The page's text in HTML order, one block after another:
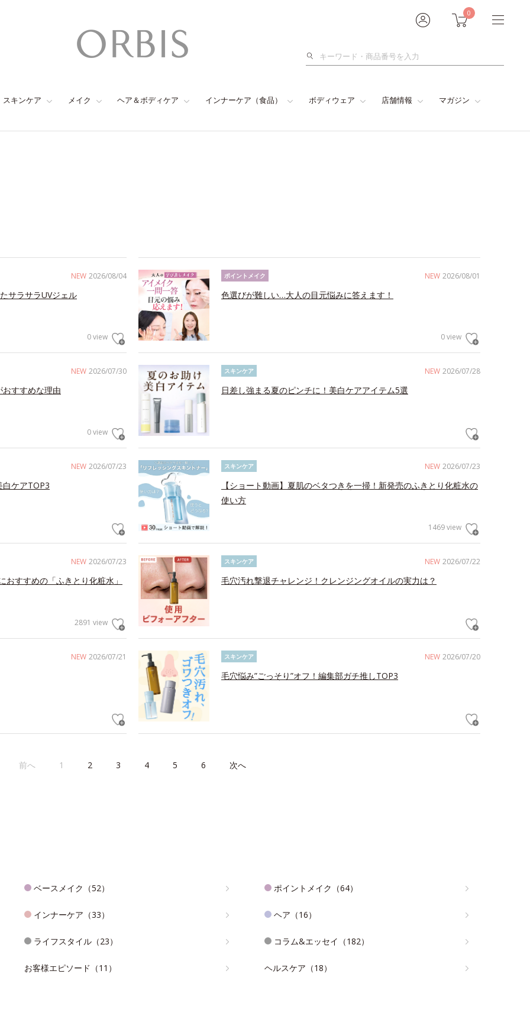
0
検
スキンケア メイク ヘア＆ボディケア インナーケア（食品） ボディウェア 店舗情報 マガジン
NEW 2026/08/04
サラサラUVジェル
0 view
NEW 2026/08/01
ポイントメイク
色選びが難しい…大人の目元悩みに答えます！
0 view
NEW 2026/07/30
すすめな理由
0 view
NEW 2026/07/28
スキンケア
日差し強まる夏のピンチに！美白ケアアイテム5選
NEW 2026/07/23
ケアTOP3
NEW 2026/07/23
スキンケア
【ショート動画】夏肌のベタつきを一掃！新発売のふきとり化粧水の
使い方
1469 view
NEW 2026/07/23
すすめの「ふきとり化粧水」
2891 view
NEW 2026/07/22
スキンケア
毛穴汚れ撃退チャレンジ！クレンジングオイルの実力は？
NEW 2026/07/21 NEW 2026/07/20
スキンケア
毛穴悩み”ごっそり”オフ！編集部ガチ推しTOP3
前へ 1 2 3 4 5 6 次へ
ベースメイク（52） ポイントメイク（64）
インナーケア（33） ヘア（16）
ライフスタイル（23） コラム&エッセイ（182）
お客様エピソード（11） ヘルスケア（18）